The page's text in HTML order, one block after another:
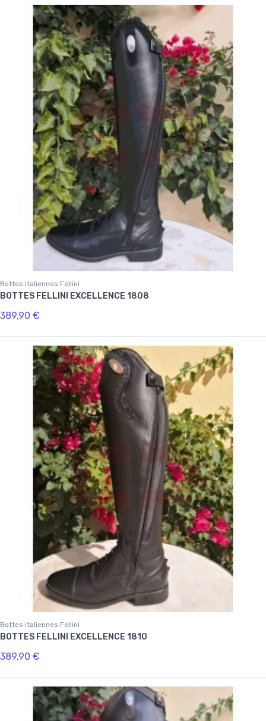
Bottes italiennes Fellini
BOTTES FELLINI EXCELLENCE 1808
389,90 €
Bottes italiennes Fellini
BOTTES FELLINI EXCELLENCE 1810
389,90 €